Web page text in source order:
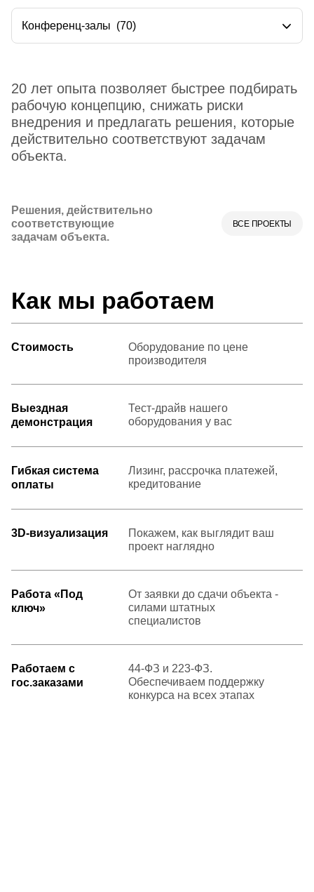
20 лет опыта позволяет быстрее подбирать
рабочую концепцию, снижать риски
внедрения и предлагать решения, которые
действительно соответствуют задачам
объекта.
Решения, действительно
соответствующие
задачам объекта.
ВСЕ ПРОЕКТЫ
Как мы работаем
Стоимость
Оборудование по цене
производителя
Выездная
демонстрация
Тест-драйв нашего
оборудования у вас
Гибкая система
оплаты
Лизинг, рассрочка платежей,
кредитование
3D-визуализация
Покажем, как выглядит ваш
проект наглядно
Работа «Под
ключ»
От заявки до сдачи объекта -
силами штатных
специалистов
Работаем с
гос.заказами
44-ФЗ и 223-ФЗ.
Обеспечиваем поддержку
конкурса на всех этапах